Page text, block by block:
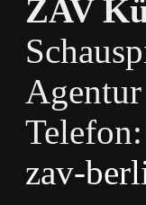
ZAV
zav-